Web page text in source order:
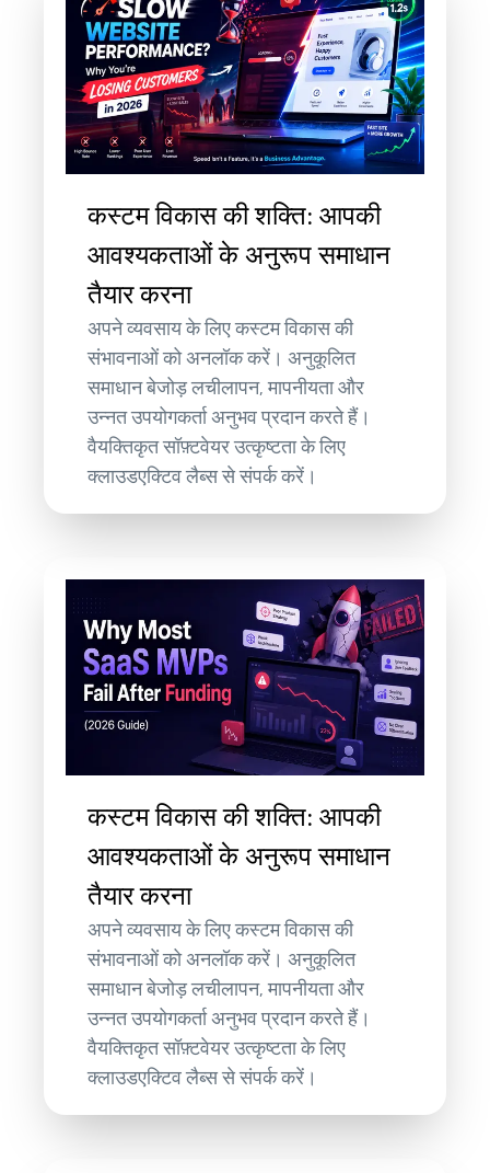
कस्टम विकास की शक्ति: आपकी
आवश्यकताओं के अनुरूप समाधान
तैयार करना
अपने व्यवसाय के लिए कस्टम विकास की
संभावनाओं को अनलॉक करें। अनुकूलित
समाधान बेजोड़ लचीलापन, मापनीयता और
उन्नत उपयोगकर्ता अनुभव प्रदान करते हैं।
वैयक्तिकृत सॉफ़्टवेयर उत्कृष्टता के लिए
क्लाउडएक्टिव लैब्स से संपर्क करें।
कस्टम विकास की शक्ति: आपकी
आवश्यकताओं के अनुरूप समाधान
तैयार करना
अपने व्यवसाय के लिए कस्टम विकास की
संभावनाओं को अनलॉक करें। अनुकूलित
समाधान बेजोड़ लचीलापन, मापनीयता और
उन्नत उपयोगकर्ता अनुभव प्रदान करते हैं।
वैयक्तिकृत सॉफ़्टवेयर उत्कृष्टता के लिए
क्लाउडएक्टिव लैब्स से संपर्क करें।